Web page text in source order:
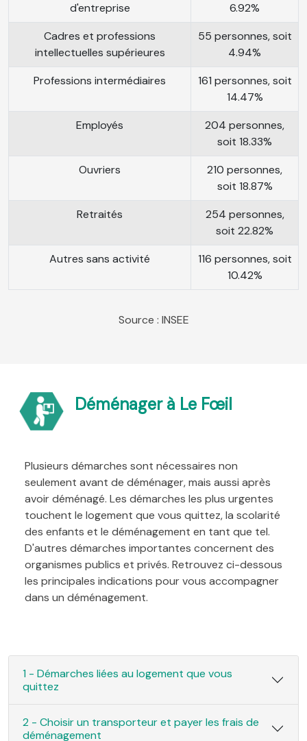
d'entreprise
6.92%
Cadres et professions
intellectuelles supérieures
55 personnes, soit
4.94%
Professions intermédiaires
161 personnes, soit
14.47%
Employés
204 personnes,
soit 18.33%
Ouvriers
210 personnes,
soit 18.87%
Retraités
254 personnes,
soit 22.82%
Autres sans activité
116 personnes, soit
10.42%
Source : INSEE
Déménager à Le Fœil
Plusieurs démarches sont nécessaires non
seulement avant de déménager, mais aussi après
avoir déménagé. Les démarches les plus urgentes
touchent le logement que vous quittez, la scolarité
des enfants et le déménagement en tant que tel.
D'autres démarches importantes concernent des
organismes publics et privés. Retrouvez ci-dessous
les principales indications pour vous accompagner
dans un déménagement.
1 - Démarches liées au logement que vous
quittez
2 - Choisir un transporteur et payer les frais de
déménagement